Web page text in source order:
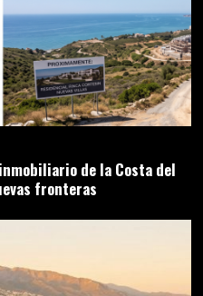
de la Costa del
fronteras